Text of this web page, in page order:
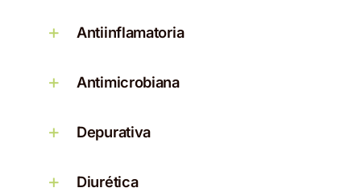
Antiinflamatoria
Antimicrobiana
Depurativa
Diurética